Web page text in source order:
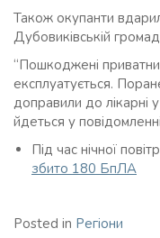
Також окупанти
Дубовиківській
“Пошкоджені
експлуатується.
доправили до лікарні
йдеться у
Під час нічної
збито 180 БпЛА
Posted in Регіони